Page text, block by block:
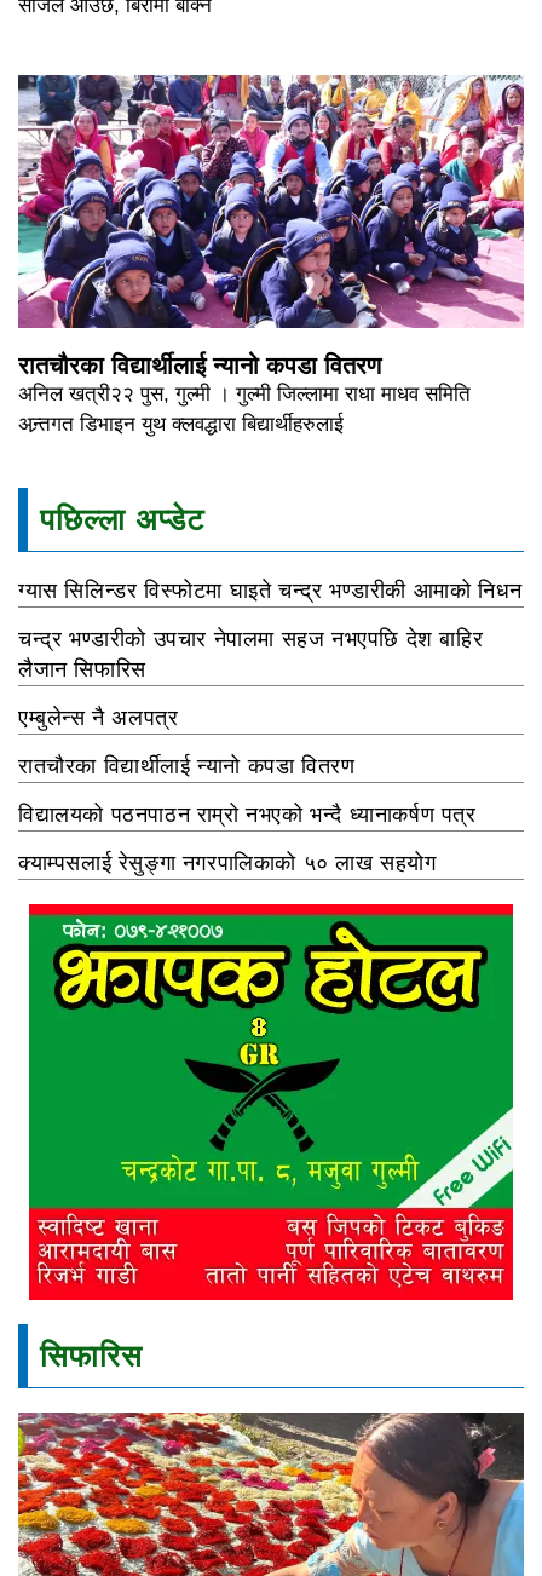
सजिलै आउछ, बिरामी बोक्ने
रातचौरका विद्यार्थीलाई न्यानो कपडा वितरण
अनिल खत्री२२ पुस, गुल्मी । गुल्मी जिल्लामा राधा माधव समिति
अन्र्तगत डिभाइन युथ क्लवद्धारा बिद्यार्थीहरुलाई
पछिल्ला अप्डेट
ग्यास सिलिन्डर विस्फोटमा घाइते चन्द्र भण्डारीकी आमाको निधन
चन्द्र भण्डारीको उपचार नेपालमा सहज नभएपछि देश बाहिर
लैजान सिफारिस
एम्बुलेन्स नै अलपत्र
रातचौरका विद्यार्थीलाई न्यानो कपडा वितरण
विद्यालयको पठनपाठन राम्रो नभएको भन्दै ध्यानाकर्षण पत्र
क्याम्पसलाई रेसुङ्गा नगरपालिकाको ५० लाख सहयोग
सिफारिस